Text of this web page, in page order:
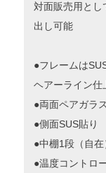
対面販売用とし
出し可能
●フレームは
ヘアーライン仕
●両面ペアガラ
●側面SUS貼り
●中棚1段（自在
●温度コントロ